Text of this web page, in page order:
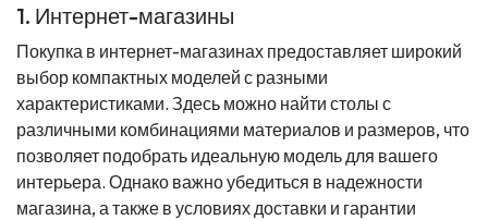
1. Интернет-магазины
Покупка в интернет-магазинах предоставляет широкий
выбор компактных моделей с разными
характеристиками. Здесь можно найти столы с
различными комбинациями материалов и размеров, что
позволяет подобрать идеальную модель для вашего
интерьера. Однако важно убедиться в надежности
магазина, а также в условиях доставки и гарантии